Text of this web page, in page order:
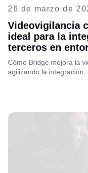
26 de marzo de
Videovigilancia
ideal para la
terceros en
Cómo Bridge mejora la
agilizando la